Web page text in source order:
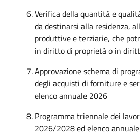
Verifica della quantità e
da destinarsi alla residenza,
produttive e terziarie, che
in diritto di proprietà o in
Approvazione schema di
degli acquisti di forniture e
elenco annuale 2026
Programma triennale dei
2026/2028 ed elenco